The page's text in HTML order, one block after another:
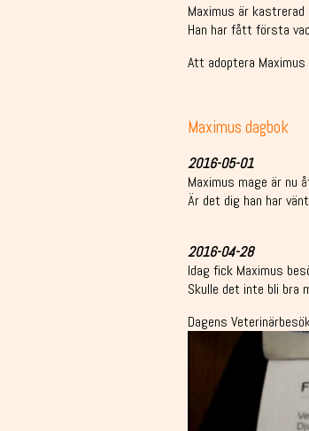
Maximus är kastrerad
Han har fått första
Att adoptera
Maximus dagbok
2016-05-01
Maximus mage är nu
Är det dig han har
2016-04-28
Idag fick Maximus
Skulle det inte bli bra
Dagens